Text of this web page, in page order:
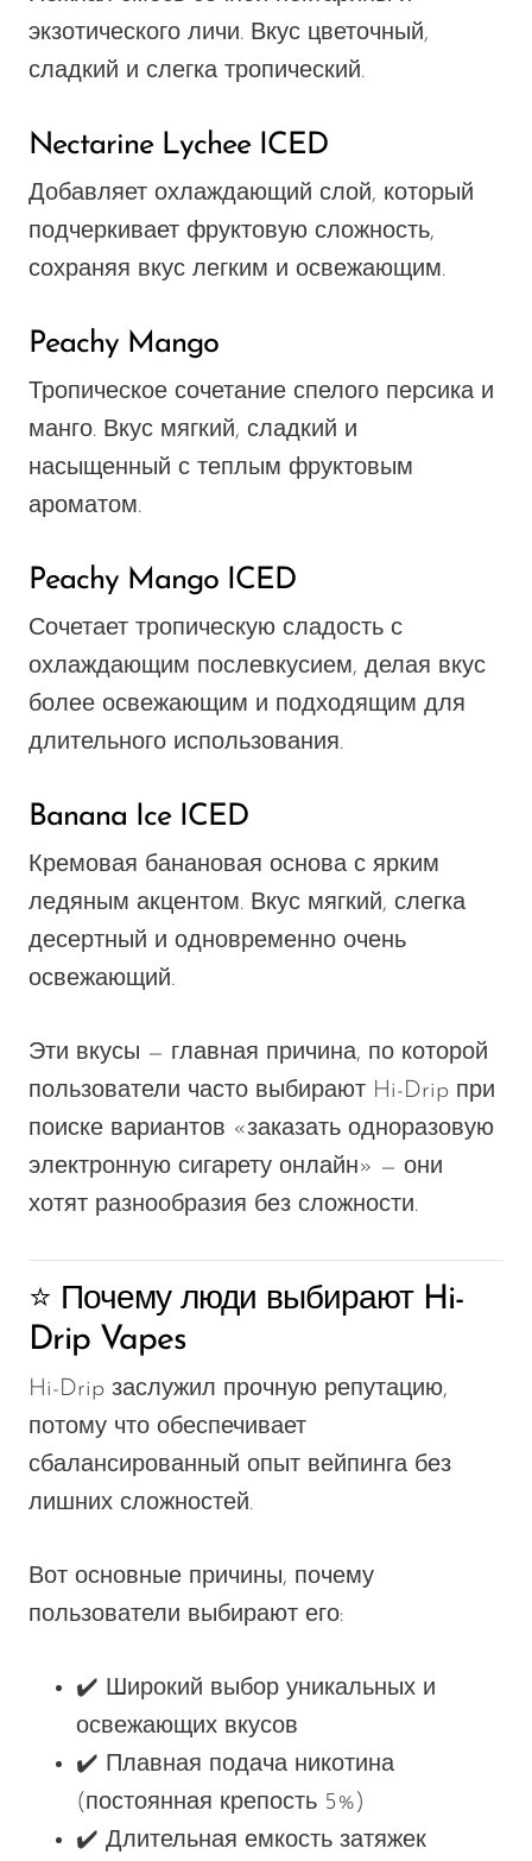
экзотического личи. Вкус цветочный,
сладкий и слегка тропический.
Nectarine Lychee ICED
Добавляет охлаждающий слой, который
подчеркивает фруктовую сложность,
сохраняя вкус легким и освежающим.
Peachy Mango
Тропическое сочетание спелого персика и
манго. Вкус мягкий, сладкий и
насыщенный с теплым фруктовым
ароматом.
Peachy Mango ICED
Сочетает тропическую сладость с
охлаждающим послевкусием, делая вкус
более освежающим и подходящим для
длительного использования.
Banana Ice ICED
Кремовая банановая основа с ярким
ледяным акцентом. Вкус мягкий, слегка
десертный и одновременно очень
освежающий.
Эти вкусы — главная причина, по которой
пользователи часто выбирают Hi-Drip при
поиске вариантов «заказать одноразовую
электронную сигарету онлайн» — они
хотят разнообразия без сложности.
⭐ Почему люди выбирают Hi-
Drip Vapes
Hi-Drip заслужил прочную репутацию,
потому что обеспечивает
сбалансированный опыт вейпинга без
лишних сложностей.
Вот основные причины, почему
пользователи выбирают его:
✔️ Широкий выбор уникальных и
освежающих вкусов
✔️ Плавная подача никотина
(постоянная крепость 5%)
✔️ Длительная емкость затяжек